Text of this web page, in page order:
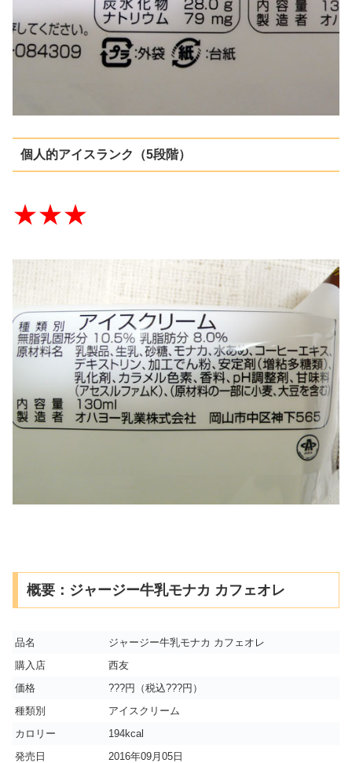
個人的アイスランク（5段階）
★★★
概要：ジャージー牛乳モナカ カフェオレ
品名
ジャージー牛乳モナカ カフェオレ
購入店
西友
価格
???円（税込???円）
種類別
アイスクリーム
カロリー
194kcal
発売日
2016年09月05日